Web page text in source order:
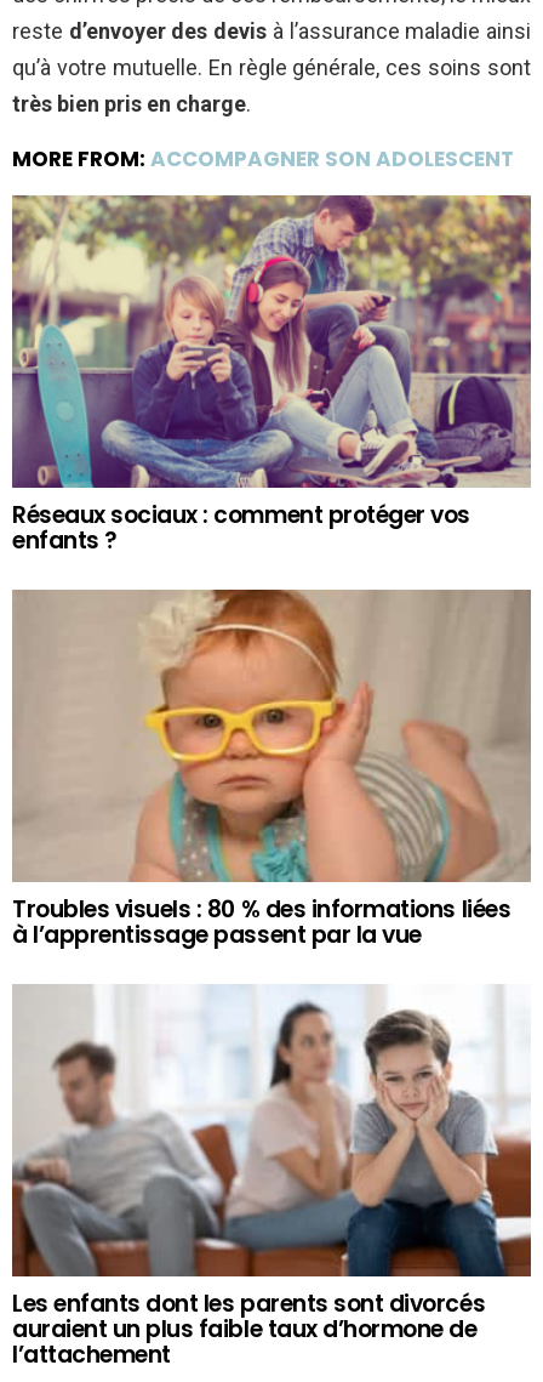
reste d’envoyer des devis à l’assurance maladie ainsi
qu’à votre mutuelle. En règle générale, ces soins sont
très bien pris en charge.
MORE FROM: ACCOMPAGNER SON ADOLESCENT
Réseaux sociaux : comment protéger vos
enfants ?
Troubles visuels : 80 % des informations liées
à l’apprentissage passent par la vue
Les enfants dont les parents sont divorcés
auraient un plus faible taux d’hormone de
l’attachement